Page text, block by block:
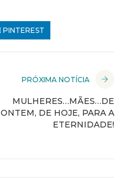
PINTEREST
PRÓXIMA NOTÍCIA
MULHERES…MÃES…DE
ONTEM, DE HOJE, PARA A
ETERNIDADE!